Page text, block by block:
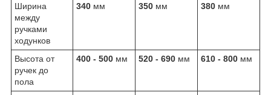
Ширина
между
ручками
ходунков
340 мм 350 мм 380 мм
Высота от
ручек до
пола
400 - 500 мм 520 - 690 мм 610 - 800 мм